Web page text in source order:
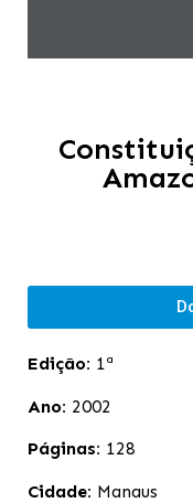
Edição: 1ª
Ano: 2002
Páginas: 128
Cidade: Manaus